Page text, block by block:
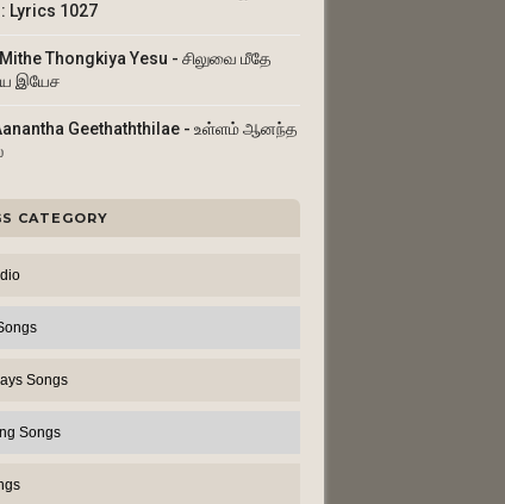
1027
Thongkiya Yesu - சிலுவை மீதே
இயேச
Geethaththilae - உள்ளம் ஆனந்த
CATEGORY
Songs
Songs